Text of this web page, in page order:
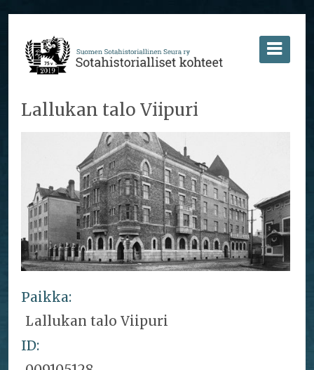
Lallukan talo Viipuri
Paikka:
Lallukan talo Viipuri
ID: